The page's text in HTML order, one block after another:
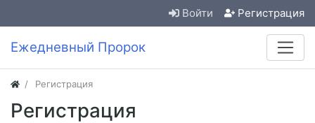
Войти Регистрация
Ежедневный Пророк
Регистрация
Регистрация